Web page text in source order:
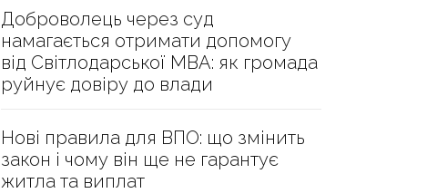
Доброволець через суд
намагається отримати допомогу
від Світлодарської МВА: як громада
руйнує довіру до влади
Нові правила для ВПО: що змінить
закон і чому він ще не гарантує
житла та виплат